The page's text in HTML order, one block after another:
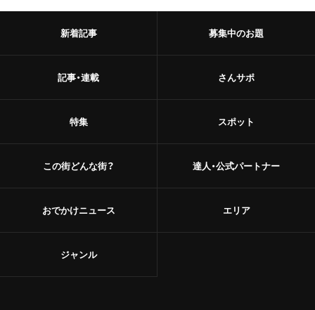
新着記事
記事・連載
特集
この街どんな街？
おでかけニュース
募集中のお題
さんサポ
スポット
達人・公式パートナー
エリア
ジャンル